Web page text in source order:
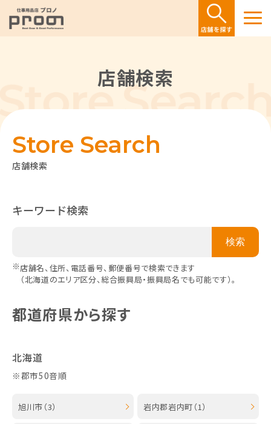
店舗検索
店舗検索
Store Search
キーワード検索
※店舗名、住所、電話番号、郵便番号で検索できます
（北海道のエリア区分、総合振興局・振興局名でも可能です）。
都道府県から探す
北海道
※郡市50音順
旭川市（3） 岩内郡岩内町（1）